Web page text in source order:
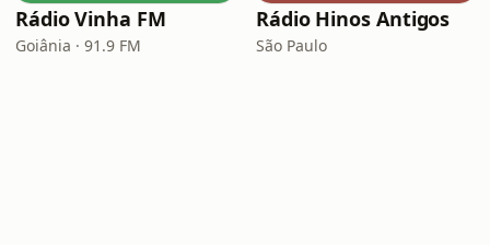
Rádio Vinha FM
Goiânia · 91.9 FM
Rádio Hinos Antigos
São Paulo